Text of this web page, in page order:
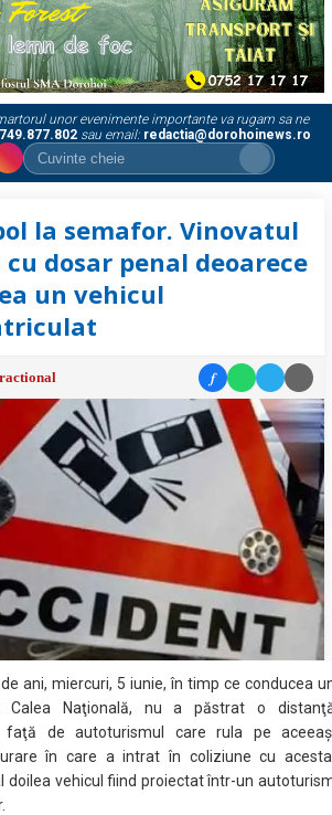
unor evenimente importante va rugam sa ne
sau email: redactia@dorohoinews.ro
la semafor. Vinovatul
cu dosar penal deoarece
un vehicul
f
ani, miercuri, 5 iunie, în timp ce conducea
Calea Naţională, nu a păstrat o
faţă de autoturismul care rula pe
în care a intrat în coliziune cu
doilea vehicul fiind proiectat într-un